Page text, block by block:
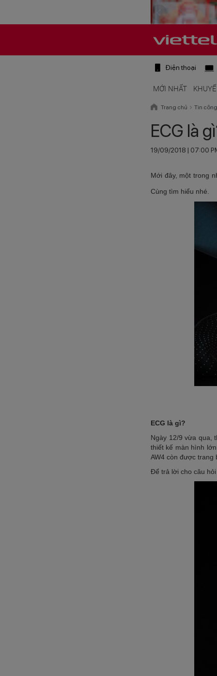
Điện thoại
MỚI NHẤT
Trang chủ Tin
ECG là
19/09/2018 | 07:00
Mới đây, một trong
Cùng tìm hiểu nhé.
ECG là gì?
Ngày 12/9 vừa qua,
thiết kế màn hình
AW4 còn được trang
Để trả lời cho câu